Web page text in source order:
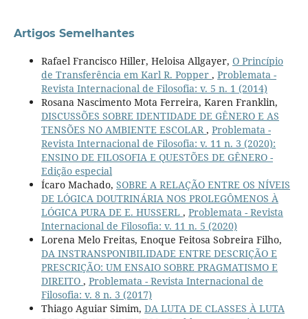
Artigos Semelhantes
Rafael Francisco Hiller, Heloisa Allgayer, O Princípio
de Transferência em Karl R. Popper , Problemata -
Revista Internacional de Filosofia: v. 5 n. 1 (2014)
Rosana Nascimento Mota Ferreira, Karen Franklin,
DISCUSSÕES SOBRE IDENTIDADE DE GÊNERO E AS
TENSÕES NO AMBIENTE ESCOLAR, Problemata -
Revista Internacional de Filosofia: v. 11 n. 3 (2020):
ENSINO DE FILOSOFIA E QUESTÕES DE GÊNERO -
Edição especial
Ícaro Machado, SOBRE A RELAÇÃO ENTRE OS NÍVEIS
DE LÓGICA DOUTRINÁRIA NOS PROLEGÔMENOS À
LÓGICA PURA DE E. HUSSERL , Problemata - Revista
Internacional de Filosofia: v. 11 n. 5 (2020)
Lorena Melo Freitas, Enoque Feitosa Sobreira Filho,
DA INSTRANSPONIBILIDADE ENTRE DESCRIÇÃO E
PRESCRIÇÃO: UM ENSAIO SOBRE PRAGMATISMO E
DIREITO , Problemata - Revista Internacional de
Filosofia: v. 8 n. 3 (2017)
Thiago Aguiar Simim, DA LUTA DE CLASSES À LUTA